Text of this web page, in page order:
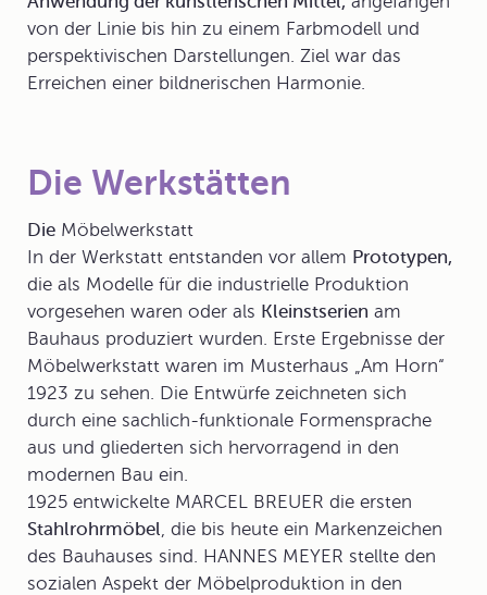
von der Linie bis hin zu einem Farbmodell und
perspektivischen Darstellungen. Ziel war das
Erreichen einer bildnerischen Harmonie.
Die Werkstätten
Die Möbelwerkstatt
In der Werkstatt entstanden vor allem Prototypen,
die als Modelle für die industrielle Produktion
vorgesehen waren oder als Kleinstserien am
Bauhaus produziert wurden. Erste Ergebnisse der
Möbelwerkstatt waren im Musterhaus „Am Horn“
1923 zu sehen. Die Entwürfe zeichneten sich
durch eine sachlich-funktionale Formensprache
aus und gliederten sich hervorragend in den
modernen Bau ein.
1925 entwickelte MARCEL BREUER die ersten
Stahlrohrmöbel, die bis heute ein Markenzeichen
des Bauhauses sind. HANNES MEYER stellte den
sozialen Aspekt der Möbelproduktion in den